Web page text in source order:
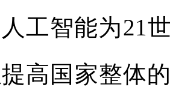
人工智能为21
提高国家整体